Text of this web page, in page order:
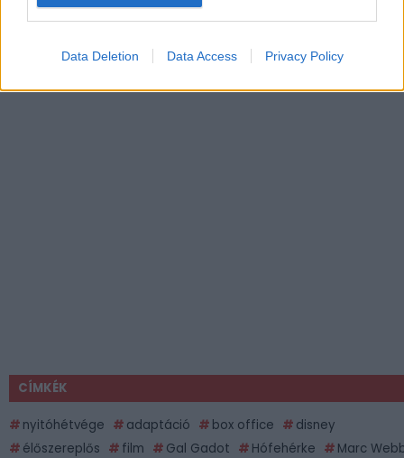
Data Deletion Data Access Privacy Policy
CÍMKÉK
nyitóhétvége adaptáció box office
disney
élőszereplős
film Gal Gadot Hófehérke
Marc